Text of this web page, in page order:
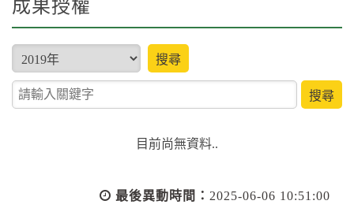
成果授權
type 搜尋
關鍵字查詢
目前尚無資料..
最後異動時間： 2025-06-06 10:51:00